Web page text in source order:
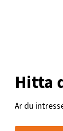
Hitta
Är du